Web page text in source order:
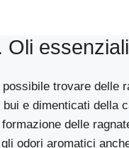
Oli essenziali
trovare delle
bui e dimenticati della
delle
odori aromatici